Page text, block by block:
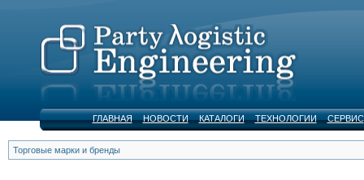
ГЛАВНАЯ НОВОСТИ КАТАЛОГИ ТЕХНОЛОГИИ СЕРВИС
Торговые марки и бренды